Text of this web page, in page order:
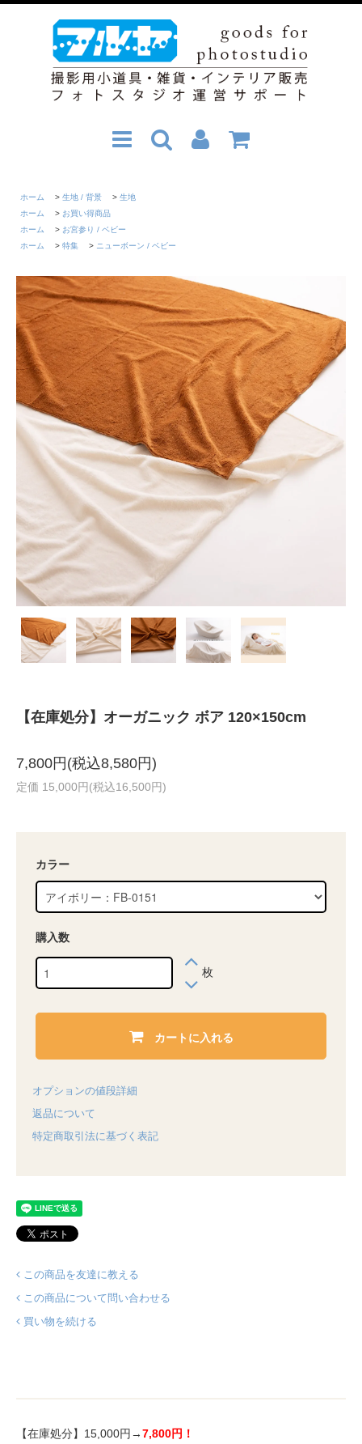
ホーム > 生地 / 背景 > 生地
ホーム
> お買い得商品
ホーム
> お宮参り / ベビー
ホーム
> 特集 > ニューボーン / ベビー
【在庫処分】オーガニック ボア 120×150cm
7,800円(税込8,580円)
定価 15,000円(税込16,500円)
カラー
購入数
枚
カートに入れる
オプションの値段詳細
返品について
特定商取引法に基づく表記
この商品を友達に教える
この商品について問い合わせる
買い物を続ける
【在庫処分】15,000円→7,800円！